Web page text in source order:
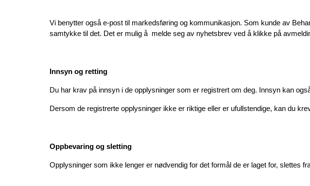
Vi benytter også e-post til markedsføring og kommunikasjon. Som kunde av
samtykke til det. Det er mulig å  melde seg av nyhetsbrev ved å klikke på
Innsyn og retting
Du har krav på innsyn i de opplysninger som er registrert om deg. Innsyn kan
Dersom de registrerte opplysninger ikke er riktige eller er ufullstendige, kan du
Oppbevaring og sletting
Opplysninger som ikke lenger er nødvendig for det formål de er laget for, slettes